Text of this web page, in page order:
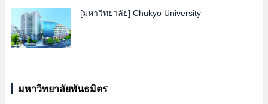
[มหาวิทยาลัย] Chukyo University
มหาวิทยาลัยพันธมิตร